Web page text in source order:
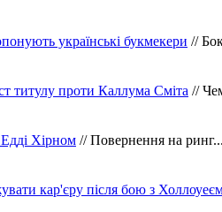
українські букмекери //
титулу проти Каллума Сміта //
Едді Хірном // Повернення на ринг...
кар'єру після бою з